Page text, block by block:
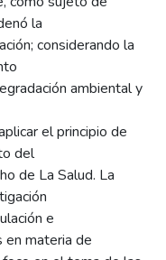
la
considerando la
ambiental y
el principio de
del
de La Salud. La
e
en materia de